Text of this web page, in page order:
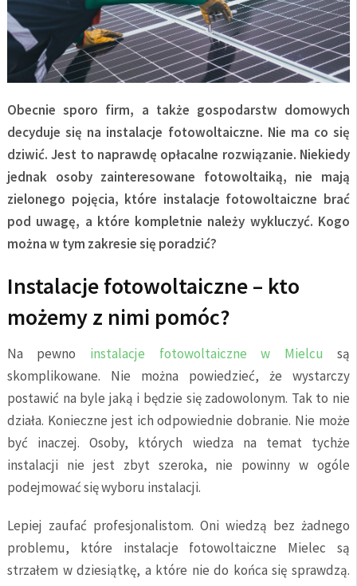
Obecnie sporo firm, a także gospodarstw domowych
decyduje się na instalacje fotowoltaiczne. Nie ma co się
dziwić. Jest to naprawdę opłacalne rozwiązanie. Niekiedy
jednak osoby zainteresowane fotowoltaiką, nie mają
zielonego pojęcia, które instalacje fotowoltaiczne brać
pod uwagę, a które kompletnie należy wykluczyć. Kogo
można w tym zakresie się poradzić?
Instalacje fotowoltaiczne – kto
możemy z nimi pomóc?
Na pewno instalacje fotowoltaiczne w Mielcu są
skomplikowane. Nie można powiedzieć, że wystarczy
postawić na byle jaką i będzie się zadowolonym. Tak to nie
działa. Konieczne jest ich odpowiednie dobranie. Nie może
być inaczej. Osoby, których wiedza na temat tychże
instalacji nie jest zbyt szeroka, nie powinny w ogóle
podejmować się wyboru instalacji.
Lepiej zaufać profesjonalistom. Oni wiedzą bez żadnego
problemu, które instalacje fotowoltaiczne Mielec są
strzałem w dziesiątkę, a które nie do końca się sprawdzą.